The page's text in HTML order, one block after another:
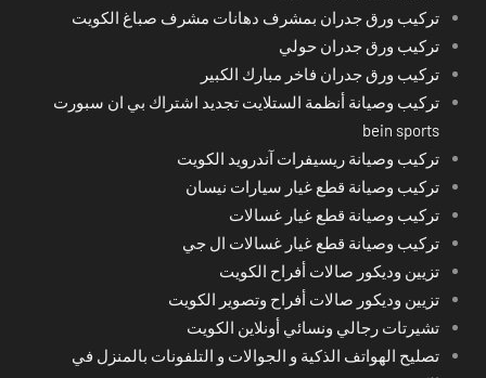
تركيب ورق جدران بمشرف دهانات مشرف صباغ الكويت
تركيب ورق جدران حولي
تركيب ورق جدران فاخر مبارك الكبير
تركيب وصيانة أنظمة الستلايت تجديد اشتراك بي ان سبورت
bein sports
تركيب وصيانة ريسيفرات آندرويد الكويت
تركيب وصيانة قطع غيار سيارات نيسان
تركيب وصيانة قطع غيار غسالات
تركيب وصيانة قطع غيار غسالات ال جي
تزيين وديكور صالات أفراح الكويت
تزيين وديكور صالات أفراح وتصوير الكويت
تشيرتات رجالي ونسائي أونلاين الكويت
تصليح الهواتف الذكية و الجوالات و التلفونات بالمنزل في